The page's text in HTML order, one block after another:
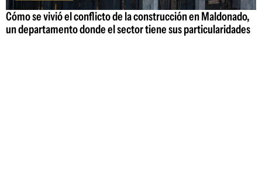
Cómo se vivió el conflicto de la construcción en Maldonado,
un departamento donde el sector tiene sus particularidades